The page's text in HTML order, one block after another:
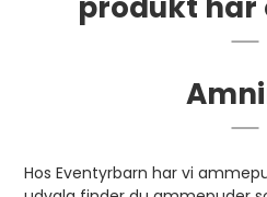
Hos Eventyrbarn har vi